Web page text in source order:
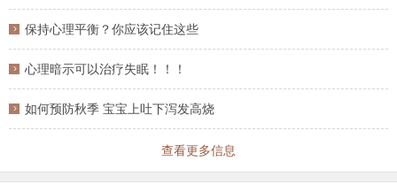
保持心理平衡？你应该记住这些
心理暗示可以治疗失眠！！！
如何预防秋季 宝宝上吐下泻发高烧
查看更多信息